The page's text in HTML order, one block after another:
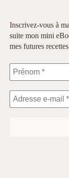
Inscrivez-vous à
suite mon mini
mes futures